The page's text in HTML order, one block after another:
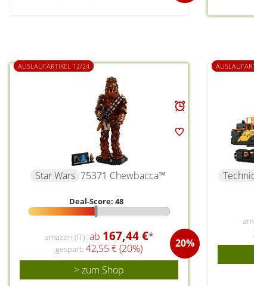
AUSLAUFARTIKEL 12/24
Star Wars 75371 Chewbacca™
Deal-Score: 48
amazon (IT): ab 167,44 €*
20%
gespart: 42,55 € (20%)
> zum Shop